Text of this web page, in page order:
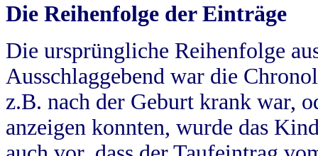
Die Reihenfolge der Einträge
Die ursprüngliche Reihenfolge
Ausschlaggebend war die
z.B. nach der Geburt krank war,
anzeigen konnten, wurde das